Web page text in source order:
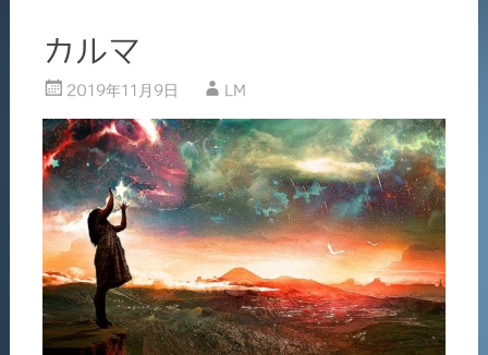
カルマ
2019年11月9日 LM